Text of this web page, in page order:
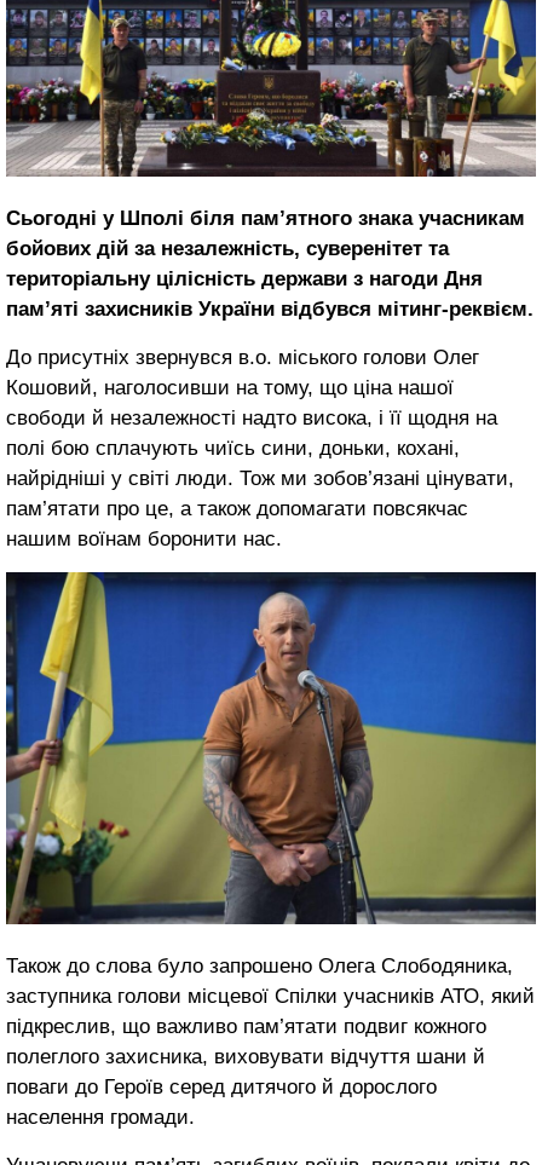
Сьогодні у Шполі біля пам’ятного знака учасникам
бойових дій за незалежність, суверенітет та
територіальну цілісність держави з нагоди Дня
пам’яті захисників України відбувся мітинг-реквієм.
До присутніх звернувся в.о. міського голови Олег
Кошовий, наголосивши на тому, що ціна нашої
свободи й незалежності надто висока, і її щодня на
полі бою сплачують чиїсь сини, доньки, кохані,
найрідніші у світі люди. Тож ми зобов’язані цінувати,
пам’ятати про це, а також допомагати повсякчас
нашим воїнам боронити нас.
Також до слова було запрошено Олега Слободяника,
заступника голови місцевої Спілки учасників АТО, який
підкреслив, що важливо пам’ятати подвиг кожного
полеглого захисника, виховувати відчуття шани й
поваги до Героїв серед дитячого й дорослого
населення громади.